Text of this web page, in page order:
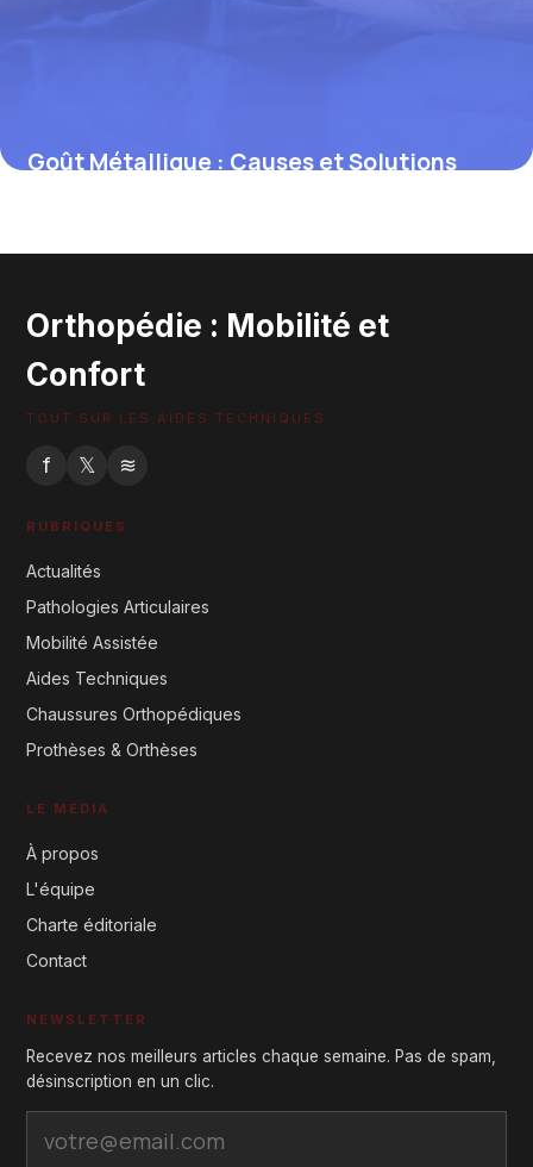
Goût Métallique : Causes et Solutions
Orthopédie : Mobilité et
Confort
TOUT SUR LES AIDES TECHNIQUES
f 𝕏 ≋
RUBRIQUES
Actualités
Pathologies Articulaires
Mobilité Assistée
Aides Techniques
Chaussures Orthopédiques
Prothèses & Orthèses
LE MÉDIA
À propos
L'équipe
Charte éditoriale
Contact
NEWSLETTER
Recevez nos meilleurs articles chaque semaine. Pas de spam,
désinscription en un clic.